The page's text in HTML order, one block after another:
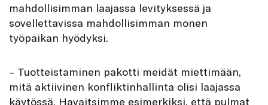
mahdollisimman laajassa levityksessä ja
sovellettavissa mahdollisimman monen
työpaikan hyödyksi.
– Tuotteistaminen pakotti meidät miettimään,
mitä aktiivinen konfliktinhallinta olisi laajassa
käytössä. Havaitsimme esimerkiksi, että pulmat